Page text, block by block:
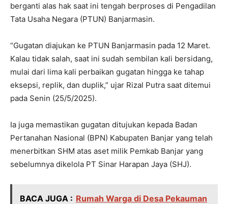
berganti alas hak saat ini tengah berproses di Pengadilan
Tata Usaha Negara (PTUN) Banjarmasin.
“Gugatan diajukan ke PTUN Banjarmasin pada 12 Maret.
Kalau tidak salah, saat ini sudah sembilan kali bersidang,
mulai dari lima kali perbaikan gugatan hingga ke tahap
eksepsi, replik, dan duplik,” ujar Rizal Putra saat ditemui
pada Senin (25/5/2025).
Ia juga memastikan gugatan ditujukan kepada Badan
Pertanahan Nasional (BPN) Kabupaten Banjar yang telah
menerbitkan SHM atas aset milik Pemkab Banjar yang
sebelumnya dikelola PT Sinar Harapan Jaya (SHJ).
BACA JUGA : Rumah Warga di Desa Pekauman